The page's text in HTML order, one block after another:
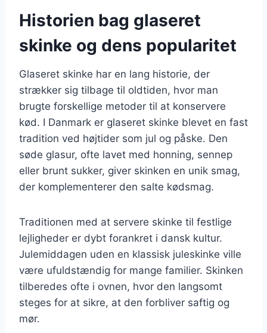
Historien bag glaseret
skinke og dens popularitet
Glaseret skinke har en lang historie, der
strækker sig tilbage til oldtiden, hvor man
brugte forskellige metoder til at konservere
kød. I Danmark er glaseret skinke blevet en fast
tradition ved højtider som jul og påske. Den
søde glasur, ofte lavet med honning, sennep
eller brunt sukker, giver skinken en unik smag,
der komplementerer den salte kødsmag.
Traditionen med at servere skinke til festlige
lejligheder er dybt forankret i dansk kultur.
Julemiddagen uden en klassisk juleskinke ville
være ufuldstændig for mange familier. Skinken
tilberedes ofte i ovnen, hvor den langsomt
steges for at sikre, at den forbliver saftig og
mør.